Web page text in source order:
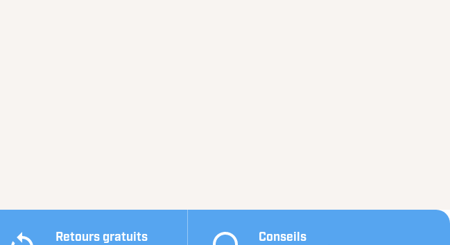
Retours gratuits
Conseils